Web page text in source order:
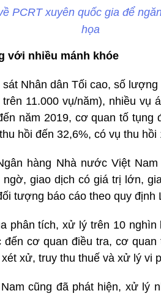
PCRT xuyên quốc gia để
họa
với nhiều mánh khóe
Nhân dân Tối cao, số
11.000 vụ/năm), nhiều vụ
năm 2019, cơ quan tố tụng
hồi đến 32,6%, có vụ thu
hàng Nhà nước Việt
ngờ, giao dịch có giá trị lớn,
tượng báo cáo theo quy định
phân tích, xử lý trên 10
đến cơ quan điều tra, cơ
xử, truy thu thuế và xử lý vi
cũng đã phát hiện, xử lý